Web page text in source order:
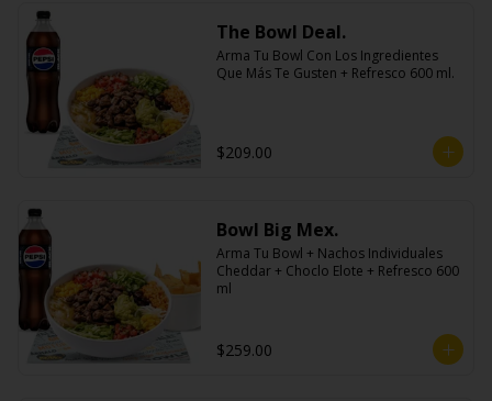
The Bowl Deal.
Arma Tu Bowl Con Los Ingredientes
Que Más Te Gusten + Refresco 600 ml.
$209.00
Bowl Big Mex.
Arma Tu Bowl + Nachos Individuales
Cheddar + Choclo Elote + Refresco 600
ml
$259.00